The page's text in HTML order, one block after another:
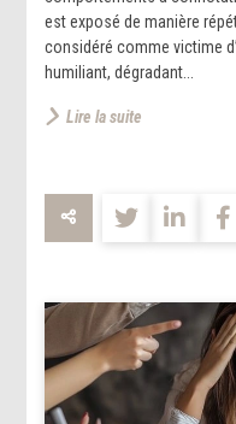
est exposé de manière
considéré comme victime
humiliant, dégradant...
Lire la suite